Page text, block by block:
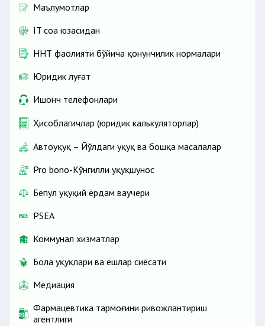
Маълумотлар
IT соҳа юзасидан
ННТ фаолияти бўйича қонунчилик нормалари
Юридик луғат
Ишонч телефонлари
Ҳисоблагичлар (юридик калькуляторлар)
Автоҳуқуқ – Йўлдаги ҳуқуқ ва бошқа масалалар
Pro bono-Кўнгилли ҳуқуқшунос
Бепул ҳуқуқий ёрдам ваучери
PSEA
Коммунал хизматлар
Бола ҳуқуқлари ва ёшлар сиёсати
Медиация
Фармацевтика тармоғини ривожлантириш
агентлиги